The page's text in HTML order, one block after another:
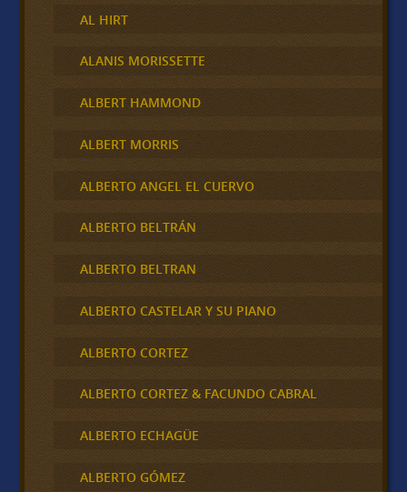
AL HIRT
ALANIS MORISSETTE
ALBERT HAMMOND
ALBERT MORRIS
ALBERTO ANGEL EL CUERVO
ALBERTO BELTRÁN
ALBERTO BELTRAN
ALBERTO CASTELAR Y SU PIANO
ALBERTO CORTEZ
ALBERTO CORTEZ & FACUNDO CABRAL
ALBERTO ECHAGÜE
ALBERTO GÓMEZ